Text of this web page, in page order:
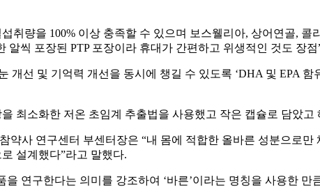
취량을 100% 이상 충족할 수 있으며 보스웰리아, 상어연골,
알씩 포장된 PTP 포장이라 휴대가 간편하고 위생적인 것도 장
개선 및 기억력 개선을 동시에 챙길 수 있도록 ‘DHA 및 EPA 함
최소화한 저온 초임계 추출법을 사용했고 작은 캡슐로 담았
사 연구센터 부센터장은 “내 몸에 적합한 올바른 성분으로
설계했다”라고 말했다.
연구한다는 의미를 강조하여 ‘바른’이라는 명칭을 사용한